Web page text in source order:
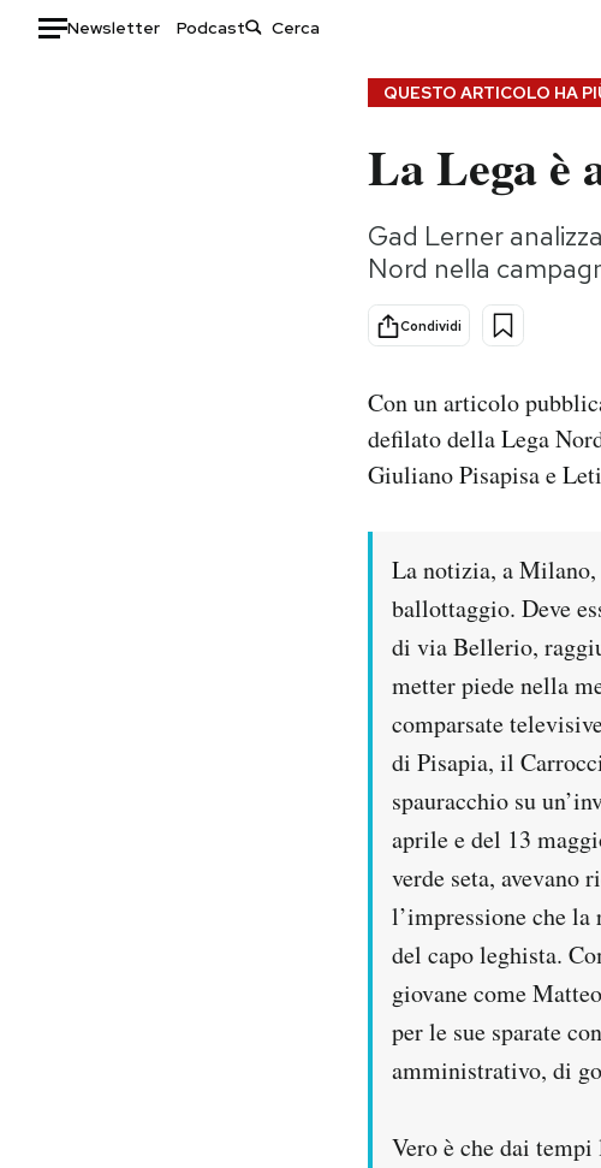
Newsletter Podcast
Consumismi
Storie/Idee
Ok Boomer!
Altrecose
Mondiali calcio 2026
QUESTO ARTICOLO HA
La Lega è
Gad Lerner
Nord nella
Condividi
Con un articolo
defilato della Lega
Giuliano Pisapisa e
La notizia, a Milano,
ballottaggio. Deve
di via Bellerio,
metter piede nella
comparsate
di Pisapia, il
spauracchio su
aprile e del 13
verde seta, avevano
l’impressione che
del capo leghista.
giovane come
per le sue sparate
amministrativo, di
Vero è che dai